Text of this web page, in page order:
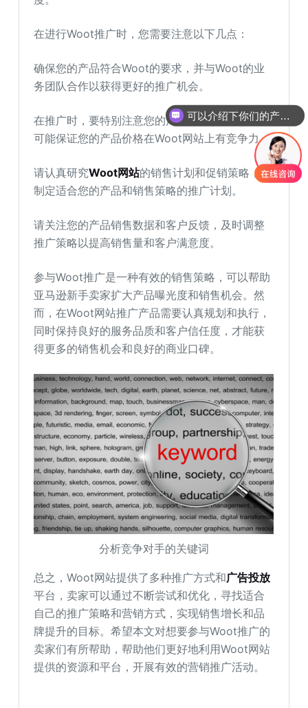
在进行Woot推广时，您需要注意以下几点：
确保您的产品符合Woot的要求，并与Woot的业
务团队合作以获得更好的推广机会。
在推广时，要特别注意您的产品的定价策略，尽
可能保证您的产品价格在Woot网站上有竞争力。
请认真研究Woot网站的销售计划和促销策略，以
制定适合您的产品和销售策略的推广计划。
请关注您的产品销售数据和客户反馈，及时调整
推广策略以提高销售量和客户满意度。
参与Woot推广是一种有效的销售策略，可以帮助
亚马逊新手卖家扩大产品曝光度和销售机会。然
而，在Woot网站推广产品需要认真规划和执行，
同时保持良好的服务品质和客户信任度，才能获
得更多的销售机会和良好的商业口碑。
分析竞争对手的关键词
总之，Woot网站提供了多种推广方式和广告投放
平台，卖家可以通过不断尝试和优化，寻找适合
自己的推广策略和营销方式，实现销售增长和品
牌提升的目标。希望本文对想要参与Woot推广的
卖家们有所帮助，帮助他们更好地利用Woot网站
提供的资源和平台，开展有效的营销推广活动。
可以介绍下你们的产品么